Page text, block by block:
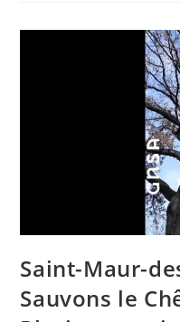
En
En
En
Les
Et
Le
Saint-Maur-
Sauvons le